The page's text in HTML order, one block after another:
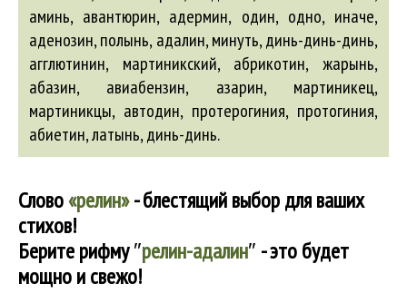
аминь, авантюрин, адермин, один, одно, иначе,
аденозин, полынь,адалин, минуть, динь-динь-динь,
агглютинин, мартиникский, абрикотин, жарынь,
абазин, авиабензин, азарин, мартиникец,
мартиникцы, автодин, протерогиния, протогиния,
абиетин, латынь, динь-динь.
Слово«релин»- блестящий выбор для ваших
стихов!
Берите рифму″релин-адалин″ - это будет
мощно и свежо!